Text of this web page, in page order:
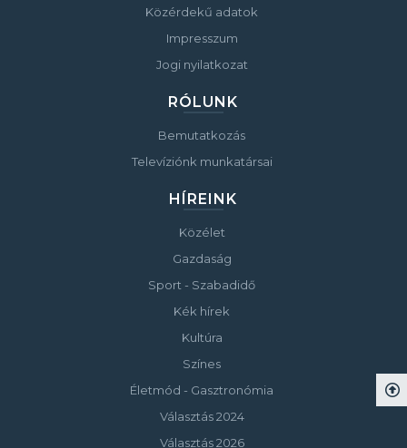
Közérdekű adatok
Impresszum
Jogi nyilatkozat
RÓLUNK
Bemutatkozás
Televíziónk munkatársai
HÍREINK
Közélet
Gazdaság
Sport - Szabadidő
Kék hírek
Kultúra
Színes
Életmód - Gasztronómia
Választás 2024
Választás 2026